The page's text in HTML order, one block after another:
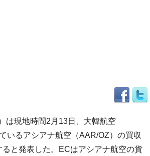
は現地時間2月13日、大韓航空
いるアシアナ航空（AAR/OZ）の買収
ると発表した。ECはアシアナ航空の貨